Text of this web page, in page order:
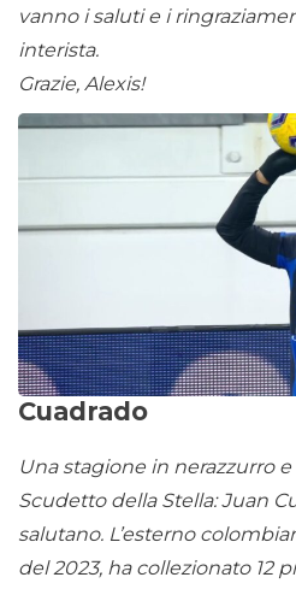
vanno i saluti e i
interista.
Grazie, Alexis!
Cuadrado
Una stagione in nerazzurro
Scudetto della Stella: Juan
salutano. L’esterno
del 2023, ha collezionato 12